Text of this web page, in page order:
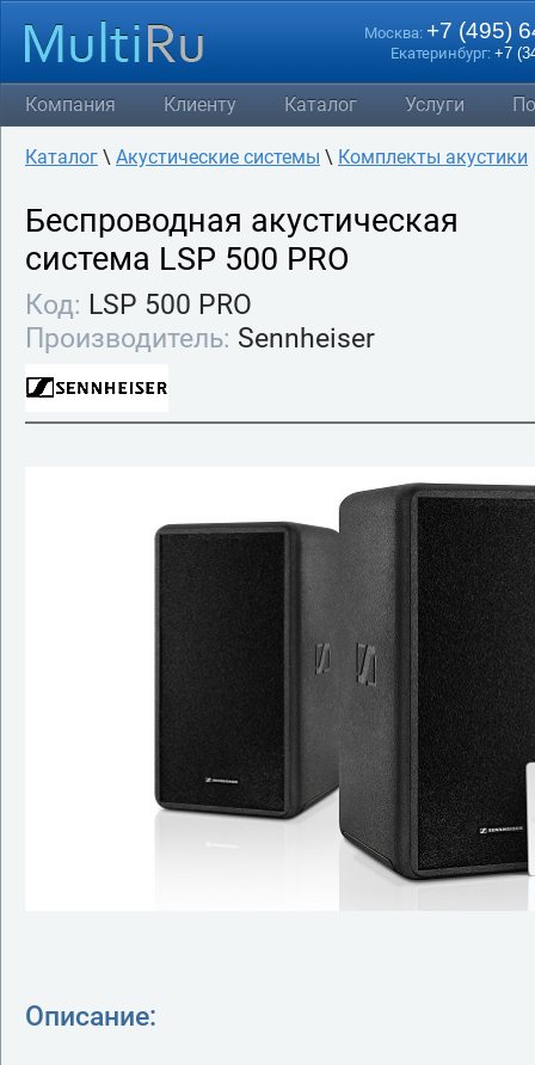
Москва: +7 (495)
Екатеринбург: +7
Компания Клиенту Каталог Услуги
Каталог \ Акустические системы \ Комплекты акустики
Беспроводная акустическая
система LSP 500 PRO
Код: LSP 500 PRO
Производитель: Sennheiser
Описание: